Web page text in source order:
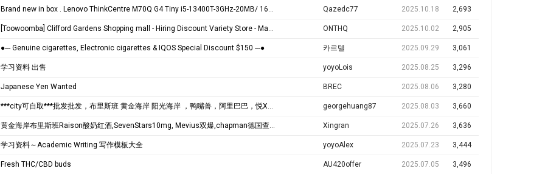
Brand new in box . Lenovo ThinkCentre M70Q G4 Tiny i5-13400T-3GHz-20MB/ 16GB/ 256GB SSD/ Qazedc77 2025.10.18 2,693
[Toowoomba] Clifford Gardens Shopping mall - Hiring Discount Variety Store - Manager / Staffs ONTHQ 2025.10.02 2,905
●--- Genuine cigarettes, Electronic cigarettes & IQOS Special Discount $150 ---● 카르텔 2025.09.29 3,061
学习资料 出售 yoyoLois 2025.08.25 3,296
Japanese Yen Wanted BREC 2025.08.06 3,280
***city可自取***批发批发，布里斯班 黄金海岸 阳光海岸 ，鸭嘴兽，阿里巴巴，悦X客，Vaplay，烟X杆烟X弹 georgehuang87 2025.08.03 3,660
黄金海岸布里斯班Raison酸奶红酒,SevenStars10mg, Mevius双爆,chapman德国查普曼 Xingran 2025.07.26 3,636
学习资料～Academic Writing 写作模板大全 yoyoAlex 2025.07.23 3,444
Fresh THC/CBD buds AU420offer 2025.07.05 3,496